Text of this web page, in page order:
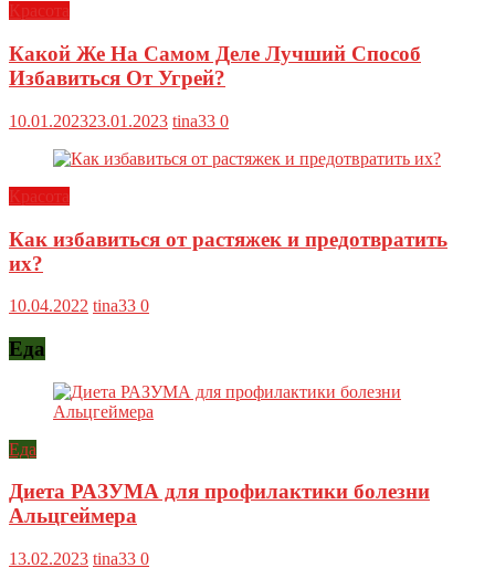
Красота
Какой Же На Самом Деле Лучший Способ
Избавиться От Угрей?
10.01.202323.01.2023 tina33 0
Красота
Как избавиться от растяжек и предотвратить
их?
10.04.2022 tina33 0
Еда
Еда
Диета РАЗУМА для профилактики болезни
Альцгеймера
13.02.2023 tina33 0